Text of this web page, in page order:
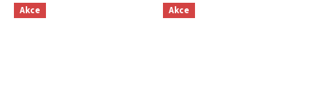
vozíků Tuhá svařená nerezová
konstrukce se...
svařená nerezová konstrukce
s...
Akce Akce